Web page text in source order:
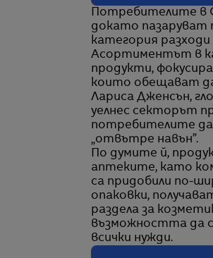
Потребителите в
докато пазаруват
категория
Асортиментът в
продукти,
които обещават
Лариса Дженсън,
уелнес секторът
потребителите
„отвътре навън”.
По думите й,
аптеките, като
са придобили по-
опаковки,
раздела за
възможността да
всички нужди.